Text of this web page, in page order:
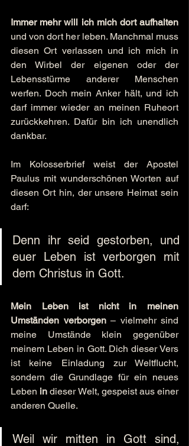
Immer mehr will ich mich dort aufhalten
und von dort her leben. Manchmal muss
diesen Ort verlassen und ich mich in
den Wirbel der eigenen oder der
Lebensstürme anderer Menschen
werfen. Doch mein Anker hält, und ich
darf immer wieder an meinen Ruheort
zurückkehren. Dafür bin ich unendlich
dankbar.
Im Kolosserbrief weist der Apostel
Paulus mit wunderschönen Worten auf
diesen Ort hin, der unsere Heimat sein
darf:
Denn ihr seid gestorben, und
euer Leben ist verborgen mit
dem Christus in Gott.
Mein Leben ist nicht in meinen
Umständen verborgen – vielmehr sind
meine Umstände klein gegenüber
meinem Leben in Gott. Dich dieser Vers
ist keine Einladung zur Weltflucht,
sondern die Grundlage für ein neues
Leben in dieser Welt, gespeist aus einer
anderen Quelle.
Weil wir mitten in Gott sind,